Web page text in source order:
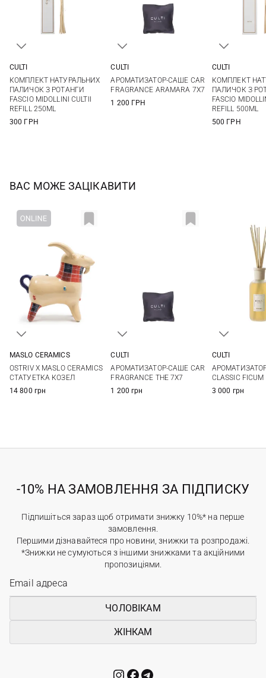
CULTI
КОМПЛЕКТ НАТУРАЛЬНИХ
ПАЛИЧОК З РОТАНГИ
FASCIO MIDOLLINI CULTII
REFILL 250ML
300 ГРН
CULTI
АРОМАТИЗАТОР-САШЕ CAR
FRAGRANCE ARAMARA 7X7
1 200 ГРН
CULTI
КОМПЛЕКТ
ПАЛИЧОК З
FASCIO
REFILL 500ML
500 ГРН
ВАС МОЖЕ ЗАЦІКАВИТИ
MASLO CERAMICS
OSTRIV X MASLO CERAMICS
СТАТУЕТКА КОЗЕЛ
14 800 грн
CULTI
АРОМАТИЗАТОР-САШЕ CAR
FRAGRANCE THE 7X7
1 200 грн
CULTI
CLASSIC
3 000 грн
-10% НА ЗАМОВЛЕННЯ ЗА ПІДПИСКУ
Підпишіться зараз щоб отримати знижку 10%* на перше
замовлення.
Першими дізнавайтеся про новини, знижки та розпродажі.
*Знижки не сумуються з іншими знижками та акційними
пропозиціями.
ЧОЛОВІКАМ
ЖІНКАМ